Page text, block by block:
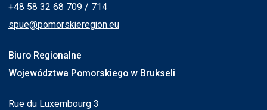
+48 58 32 68 709 / 714
spue@pomorskieregion.eu
Biuro Regionalne
Województwa Pomorskiego w Brukseli
Rue du Luxembourg 3